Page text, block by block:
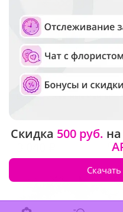
5(159)
Букет "Рассветные мечты"
Скидка 500 руб.